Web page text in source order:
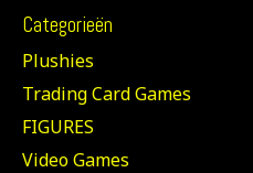
Categorieën
Plushies
Trading Card Games
FIGURES
Video Games